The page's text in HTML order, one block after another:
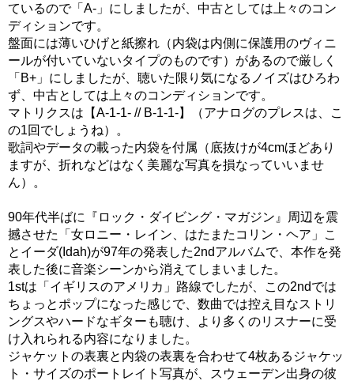
ているので「A-」にしましたが、中古としては上々のコン
ディションです。
盤面には薄いひげと紙擦れ（内袋は内側に保護用のヴィニ
ールが付いていないタイプのものです）があるので厳しく
「B+」にしましたが、聴いた限り気になるノイズはひろわ
ず、中古としては上々のコンディションです。
マトリクスは【A-1-1- // B-1-1-】（アナログのプレスは、こ
の1回でしょうね）。
歌詞やデータの載った内袋を付属（底抜けが4cmほどあり
ますが、折れなどはなく美麗な写真を損なっていいませ
ん）。
90年代半ばに『ロック・ダイビング・マガジン』周辺を震
撼させた「女ロニー・レイン、はたまたコリン・ヘア」こ
とイーダ(Idah)が97年の発表した2ndアルバムで、本作を発
表した後に音楽シーンから消えてしまいました。
1stは「イギリスのアメリカ」路線でしたが、この2ndでは
ちょっとポップになった感じで、数曲では控え目なストリ
ングスやハードなギターも聴け、より多くのリスナーに受
け入れられる内容になりました。
ジャケットの表裏と内袋の表裏を合わせて4枚あるジャケッ
ト・サイズのポートレイト写真が、スウェーデン出身の彼